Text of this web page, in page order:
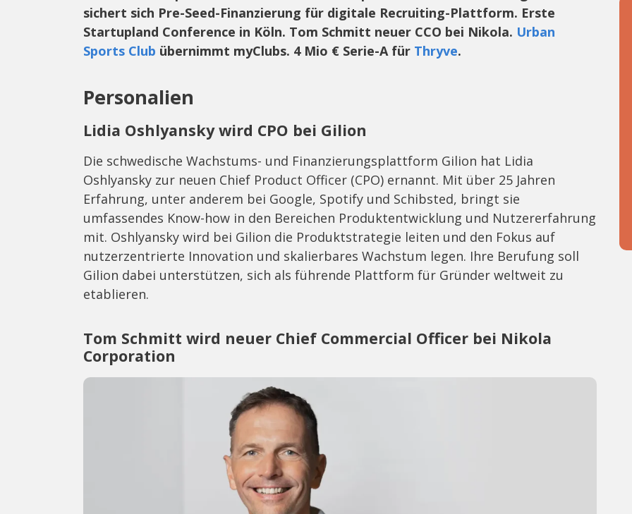
sichert sich Pre-Seed-Finanzierung für digitale Recruiting-Plattform. Erste
Startupland Conference in Köln. Tom Schmitt neuer CCO bei Nikola. Urban
Sports Club übernimmt myClubs. 4 Mio € Serie-A für Thryve.
Personalien
Lidia Oshlyansky wird CPO bei Gilion
Die schwedische Wachstums- und Finanzierungsplattform Gilion hat Lidia
Oshlyansky zur neuen Chief Product Officer (CPO) ernannt. Mit über 25 Jahren
Erfahrung, unter anderem bei Google, Spotify und Schibsted, bringt sie
umfassendes Know-how in den Bereichen Produktentwicklung und Nutzererfahrung
mit. Oshlyansky wird bei Gilion die Produktstrategie leiten und den Fokus auf
nutzerzentrierte Innovation und skalierbares Wachstum legen. Ihre Berufung soll
Gilion dabei unterstützen, sich als führende Plattform für Gründer weltweit zu
etablieren.
Tom Schmitt wird neuer Chief Commercial Officer bei Nikola
Corporation